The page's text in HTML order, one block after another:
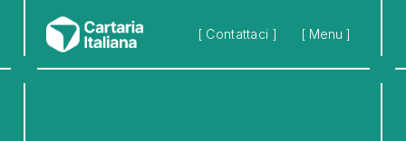
[ Contattaci ] [ Menu ]